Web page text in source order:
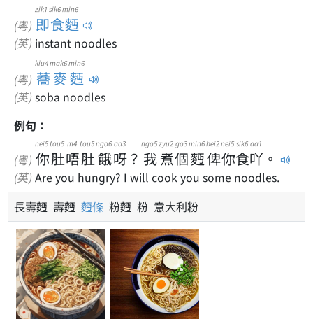
(粵) 即食麪
zik1 sik6 min6
(英) instant noodles
(粵) 蕎麥麪
kiu4 mak6 min6
(英) soba noodles
例句：
(粵) 你
nei5
肚
tou5
唔
m4
肚
tou5
餓
ngo6
呀
aa3
？ 我
ngo5
煮
zyu2
個
go3
麪
min6
俾
bei2
你
nei5
食
sik6
吖
aa1
。
(英) Are you hungry? I will cook you some noodles.
長壽麪 壽麪 麪條 粉麪 粉 意大利粉